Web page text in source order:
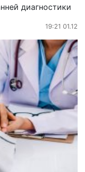
диагностики
19:21 01.12